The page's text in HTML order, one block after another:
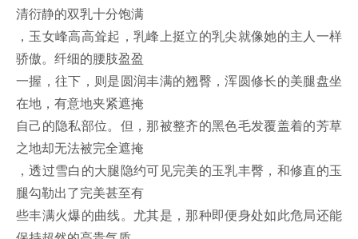
清衍静的双乳十分饱满
，玉女峰高高耸起，乳峰上挺立的乳尖就像她的主人一样
骄傲。纤细的腰肢盈盈
一握，往下，则是圆润丰满的翘臀，浑圆修长的美腿盘坐
在地，有意地夹紧遮掩
自己的隐私部位。但，那被整齐的黑色毛发覆盖着的芳草
之地却无法被完全遮掩
，透过雪白的大腿隐约可见完美的玉乳丰臀，和修直的玉
腿勾勒出了完美甚至有
些丰满火爆的曲线。尤其是，那种即便身处如此危局还能